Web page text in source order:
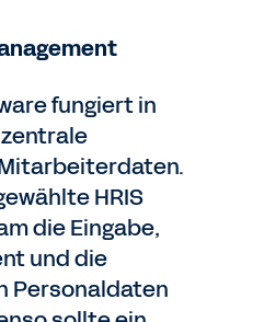
fungiert in
HRIS
die Eingabe,
und die
Personaldaten